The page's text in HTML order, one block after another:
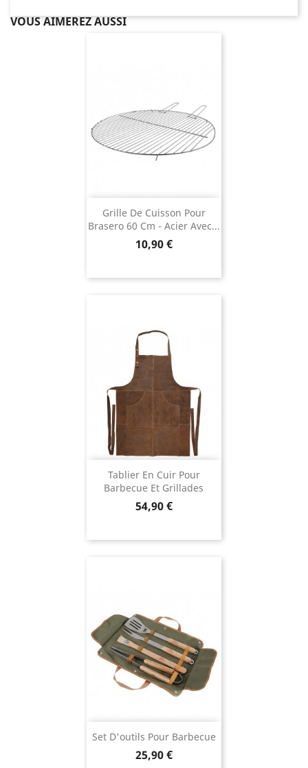
VOUS AIMEREZ AUSSI
Grille De Cuisson Pour
Brasero 60 Cm - Acier Avec...
Prix
10,90 €
Tablier En Cuir Pour
Barbecue Et Grillades
Prix
54,90 €
Set D'outils Pour Barbecue
Prix
25,90 €